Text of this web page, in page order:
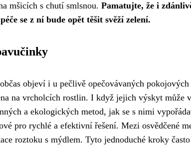
mšicích s chutí smlsnou. Pamatujte, že i
se z ní bude opět těšit svěží zelení.
objeví i u pečlivě opečovávaných
na vrcholcích rostlin. I když jejich výskyt může
a ekologických metod, jak se s nimi
pro rychlé a efektivní řešení. Mezi osvědčené
roztoku s mýdlem. Tyto jednoduché kroky